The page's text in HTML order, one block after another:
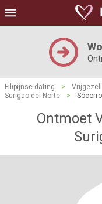
Filipijnse dating >
Surigao del Norte
> Socorro
Ontmoet